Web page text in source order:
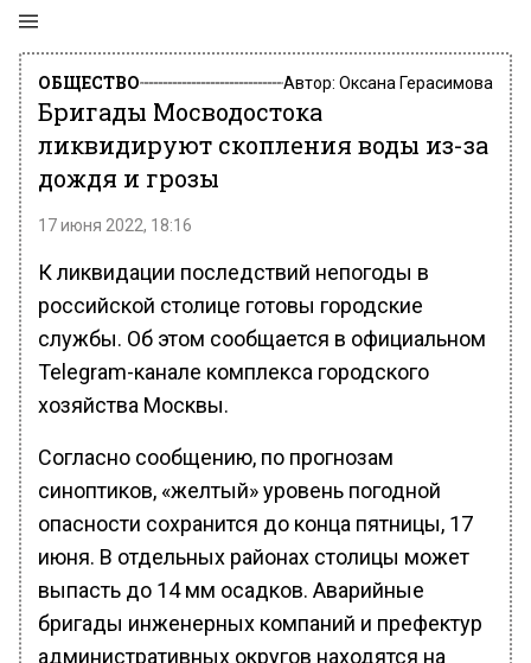
ОБЩЕСТВО Автор: Оксана Герасимова
Бригады Мосводостока
ликвидируют скопления воды из-за
дождя и грозы
17 июня 2022, 18:16
К ликвидации последствий непогоды в
российской столице готовы городские
службы. Об этом сообщается в официальном
Telegram-канале комплекса городского
хозяйства Москвы.
Согласно сообщению, по прогнозам
синоптиков, «желтый» уровень погодной
опасности сохранится до конца пятницы, 17
июня. В отдельных районах столицы может
выпасть до 14 мм осадков. Аварийные
бригады инженерных компаний и префектур
административных округов находятся на